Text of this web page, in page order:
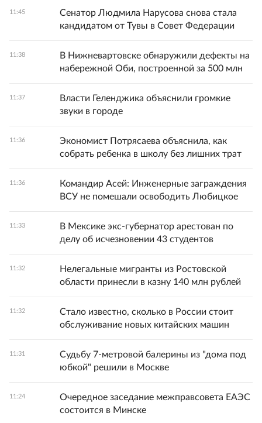
11:45
Сенатор Людмила Нарусова снова стала
кандидатом от Тувы в Совет Федерации
11:38
В Нижневартовске обнаружили дефекты на
набережной Оби, построенной за 500 млн
11:37
Власти Геленджика объяснили громкие
звуки в городе
11:36
Экономист Потрясаева объяснила, как
собрать ребенка в школу без лишних трат
11:36
Командир Асей: Инженерные заграждения
ВСУ не помешали освободить Любицкое
11:33
В Мексике экс-губернатор арестован по
делу об исчезновении 43 студентов
11:32
Нелегальные мигранты из Ростовской
области принесли в казну 140 млн рублей
11:32
Стало известно, сколько в России стоит
обслуживание новых китайских машин
11:31
Судьбу 7-метровой балерины из "дома под
юбкой" решили в Москве
11:24
Очередное заседание межправсовета ЕАЭС
состоится в Минске